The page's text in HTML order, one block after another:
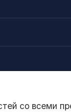
со всеми